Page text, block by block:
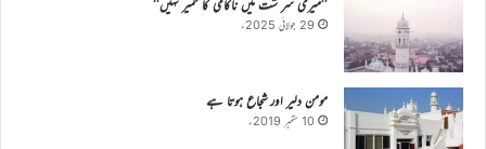
29 جولائی 2025ء
مومن دلیر اور شجاع ہوتا ہے
10 ستمبر 2019ء